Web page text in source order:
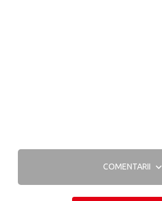
COMENTARII